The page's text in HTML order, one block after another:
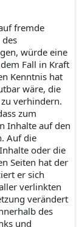
fremde
würde eine
Fall in Kraft
Kenntnis hat
wäre, die
verhindern.
zum
Inhalte auf den
Auf die
oder die
Seiten hat der
er sich
verlinkten
verändert
des
und